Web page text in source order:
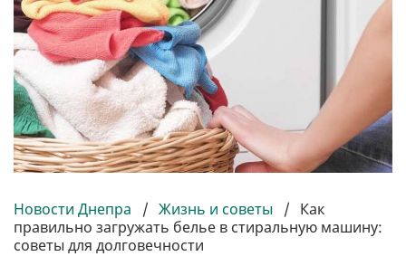
Новости Днепра / Жизнь и советы / Как
правильно загружать белье в стиральную машину:
советы для долговечности